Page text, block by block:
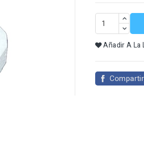
Añadir A La
Compartir